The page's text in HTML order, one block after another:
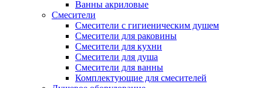
Ванны акриловые
Смесители
Смесители с гигиеническим душем
Смесители для раковины
Смесители для кухни
Смесители для душа
Смесители для ванны
Комплектующие для смесителей